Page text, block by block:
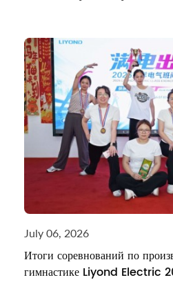
July 06, 2026
Итоги соревнований по
гимнастике Liyond Electric